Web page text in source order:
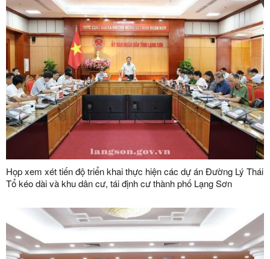
Họp xem xét tiến độ triển khai thực hiện các dự án Đường Lý Thái
Tổ kéo dài và khu dân cư, tái định cư thành phố Lạng Sơn